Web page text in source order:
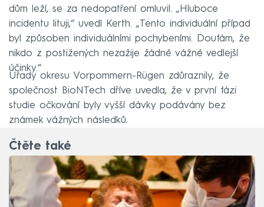
dům leží, se za nedopatření omluvil. „Hluboce
incidentu lituji,“ uvedl Kerth. „Tento individuální případ
byl způsoben individuálními pochybeními. Doufám, že
nikdo z postižených nezažije žádné vážné vedlejší
účinky.“
Úřady okresu Vorpommern-Rügen zdůraznily, že
společnost BioNTech dříve uvedla, že v první fázi
studie očkování byly vyšší dávky podávány bez
známek vážných následků.
Čtěte také